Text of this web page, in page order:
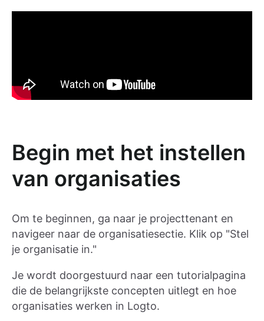
Begin met het instellen
van organisaties
Om te beginnen, ga naar je projecttenant en
navigeer naar de organisatiesectie. Klik op "Stel
je organisatie in."
Je wordt doorgestuurd naar een tutorialpagina
die de belangrijkste concepten uitlegt en hoe
organisaties werken in Logto.